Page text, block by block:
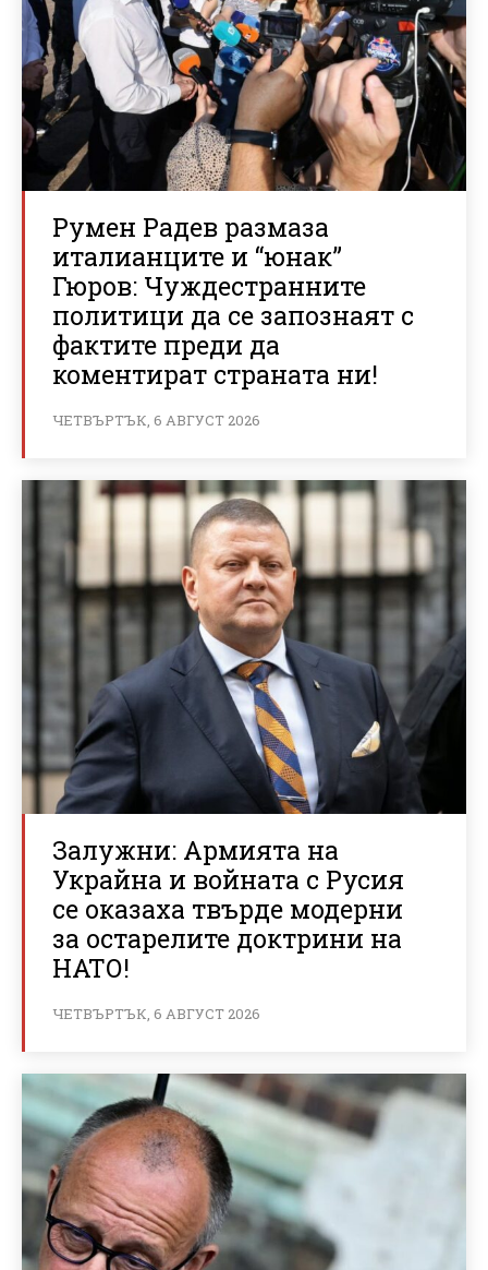
Румен Радев размаза
италианците и “юнак”
Гюров: Чуждестранните
политици да се запознаят с
фактите преди да
коментират страната ни!
ЧЕТВЪРТЪК, 6 АВГУСТ 2026
Залужни: Армията на
Украйна и войната с Русия
се оказаха твърде модерни
за остарелите доктрини на
НАТО!
ЧЕТВЪРТЪК, 6 АВГУСТ 2026